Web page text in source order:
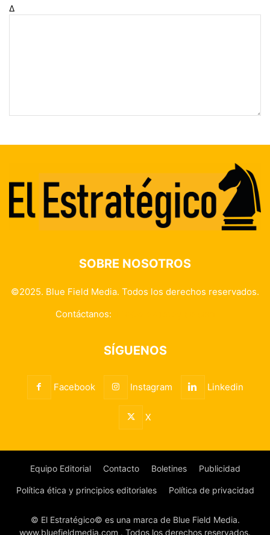
Δ
SOBRE NOSOTROS
©2025. Blue Field Media. Todos los derechos reservados.
Contáctanos:
SÍGUENOS
Facebook Instagram Linkedin
X
Equipo Editorial Contacto Boletines Publicidad
Política ética y principios editoriales Política de privacidad
© El Estratégico© es una marca de Blue Field Media.
www.bluefieldmedia.com . Todos los derechos reservados.